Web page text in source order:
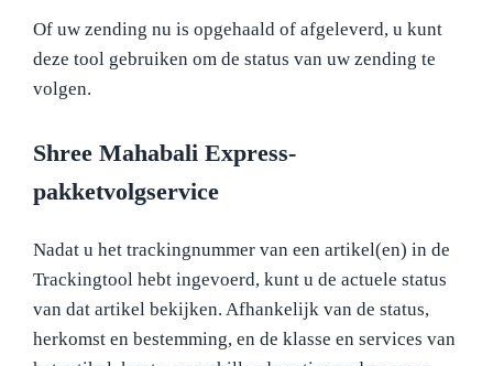
Of uw zending nu is opgehaald of afgeleverd, u kunt
deze tool gebruiken om de status van uw zending te
volgen.
Shree Mahabali Express-
pakketvolgservice
Nadat u het trackingnummer van een artikel(en) in de
Trackingtool hebt ingevoerd, kunt u de actuele status
van dat artikel bekijken. Afhankelijk van de status,
herkomst en bestemming, en de klasse en services van